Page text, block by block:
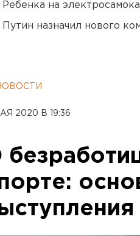
Ребенка на
Путин назначил нового
2020 В 19:36